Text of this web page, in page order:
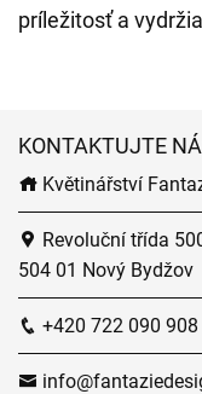
príležitosť a
KONTAKTUJTE
Květinářství
Revoluční třída
504 01 Nový Bydžov
+420 722 090 908